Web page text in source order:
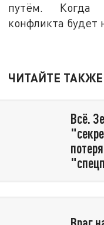
путём. Когда
конфликта будет
ЧИТАЙТЕ
Всё.